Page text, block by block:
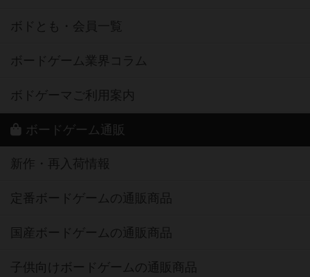
ボドとも・会員一覧
ボードゲーム業界コラム
ボドゲーマご利用案内
ボードゲーム通販
新作・再入荷情報
定番ボードゲームの通販商品
国産ボードゲームの通販商品
子供向けボードゲームの通販商品